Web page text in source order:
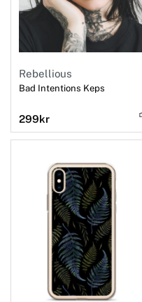
Rebellious
Bad Intentions Keps
299kr